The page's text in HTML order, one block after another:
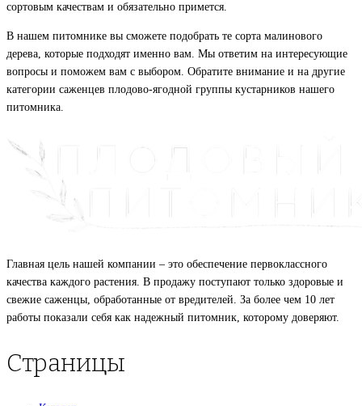
сортовым качествам и обязательно примется.
В нашем питомнике вы сможете подобрать те сорта малинового
дерева, которые подходят именно вам. Мы ответим на интересующие
вопросы и поможем вам с выбором. Обратите внимание и на другие
категории саженцев плодово-ягодной группы кустарников нашего
питомника.
Главная цель нашей компании – это обеспечение первоклассного
качества каждого растения. В продажу поступают только здоровые и
свежие саженцы, обработанные от вредителей. За более чем 10 лет
работы показали себя как надежный питомник, которому доверяют.
Страницы